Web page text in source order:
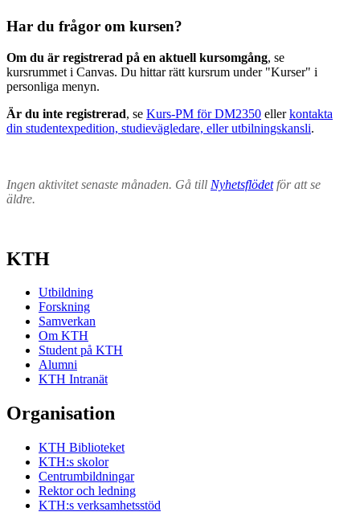
Har du frågor om kursen?
Om du är registrerad på en aktuell kursomgång, se
kursrummet i Canvas. Du hittar rätt kursrum under "Kurser" i
personliga menyn.
Är du inte registrerad, se Kurs-PM för DM2350 ellerkontakta
din studentexpedition, studievägledare, eller utbilningskansli.
Ingen aktivitet senaste månaden. Gå till Nyhetsflödetför att se
äldre.
KTH
Utbildning
Forskning
Samverkan
Om KTH
Student på KTH
Alumni
KTH Intranät
Organisation
KTH Biblioteket
KTH:s skolor
Centrumbildningar
Rektor och ledning
KTH:s verksamhetsstöd